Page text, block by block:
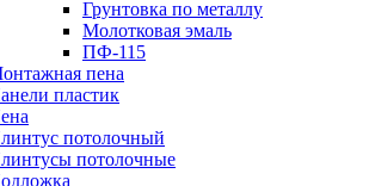
Грунтовка по металлу
Молотковая эмаль
ПФ-115
пена
пластик
потолочный
потолочные